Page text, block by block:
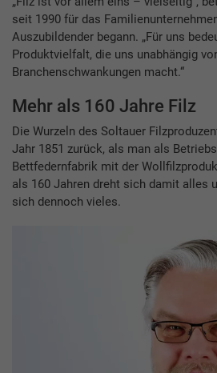
seit 1990 für das
Auszubildender begann. „Für uns
Produktvielfalt, die uns unabhängig
Branchenschwankungen macht.“
Mehr als 160 Jahre Filz
Die Wurzeln des Soltauer
Jahr 1851 zurück, als man als
Bettfedernfabrik mit der
als 160 Jahren dreht sich damit alles
sich dennoch vieles.